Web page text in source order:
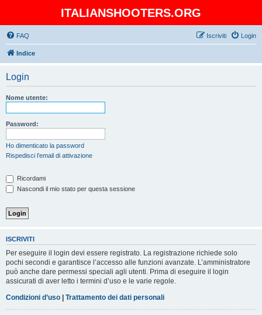
ITALIANSHOOTERS.ORG
FAQ Login
Iscriviti
Indice
Login
Nome utente:
Password:
Ho dimenticato la password
Rispedisci l’email di attivazione
Ricordami
Nascondi il mio stato per questa sessione
ISCRIVITI
Per eseguire il login devi essere registrato. La registrazione richiede solo
pochi secondi e garantisce l’accesso alle funzioni avanzate. L’amministratore
può anche dare permessi speciali agli utenti. Prima di eseguire il login
assicurati di aver letto i termini d’uso e le varie regole.
Condizioni d’uso | Trattamento dei dati personali